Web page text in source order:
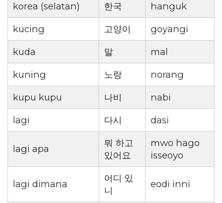
korea (selatan)
한국
hanguk
kucing
고양이
goyangi
kuda
말
mal
kuning
노랑
norang
kupu kupu
나비
nabi
lagi
다시 dasi
lagi apa
뭐 하고
있어요
mwo hago
isseoyo
lagi dimana
어디 있
니
eodi inni